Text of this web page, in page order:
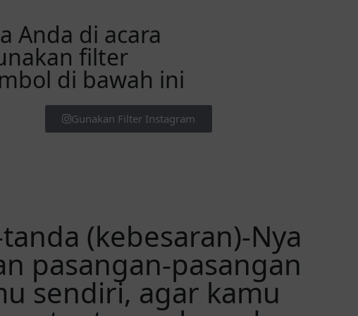
Anda di acara
filter
di bawah ini
Gunakan Filter Instagram
(kebesaran)-Nya
pasangan-pasangan
sendiri, agar kamu